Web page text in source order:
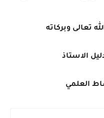
تعالى وبركاته
الاستاذ
العلمي